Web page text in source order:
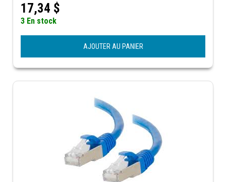
17,34 $
3 En stock
AJOUTER AU PANIER